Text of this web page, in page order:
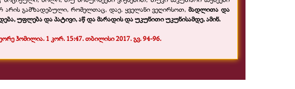
არის გამზადებული, რომელთაც, დაე, ყველანი ვეღირსოთ, მადლითა და
უფლება და პატივი, აწ და მარადის და უკუნითი უკუნისამდე, ამინ.
ჰომილია. 1 კორ. 15:47. თბილისი 2017. გვ. 94-96.